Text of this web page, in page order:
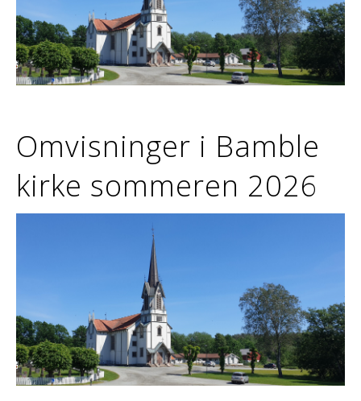
Omvisninger i Bamble
kirke sommeren 2026